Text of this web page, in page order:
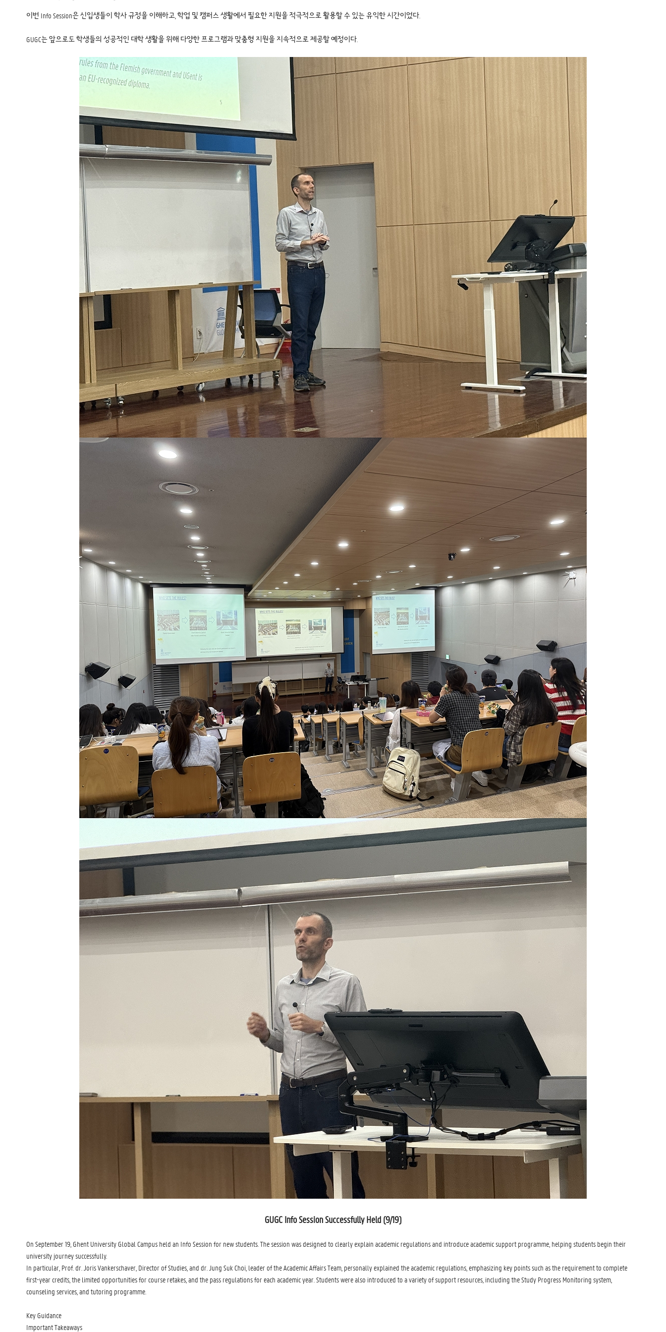
이번 Info Session은 신입생들이 학사 규정을 이해하고, 학업 및 캠퍼스 생활에서 필요한 지원을 적극적으로 활용할 수 있는 유익한 시간이었다.
GUGC는 앞으로도 학생들의 성공적인 대학 생활을 위해 다양한 프로그램과 맞춤형 지원을 지속적으로 제공할 예정이다.
GUGC Info Session Successfully Held (9/19)
On September 19, Ghent University Global Campus held an Info Session for new students. The session was designed to clearly explain academic regulations and introduce academic support programme, helping students begin their
university journey successfully.
In particular, Prof. dr. Joris Vankerschaver, Director of Studies, and dr. Jung Suk Choi, leader of the Academic Affairs Team, personally explained the academic regulations, emphasizing key points such as the requirement to complete
first-year credits, the limited opportunities for course retakes, and the pass regulations for each academic year. Students were also introduced to a variety of support resources, including the Study Progress Monitoring system,
counseling services, and tutoring programme.
Key Guidance
Important Takeaways